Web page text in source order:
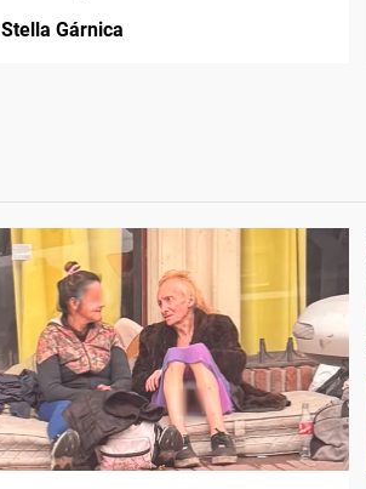
Stella Gárnica